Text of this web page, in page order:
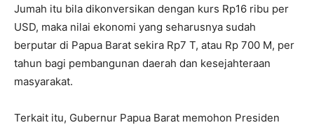
Jumah itu bila dikonversikan dengan kurs Rp16 ribu per
USD, maka nilai ekonomi yang seharusnya sudah
berputar di Papua Barat sekira Rp7 T, atau Rp 700 M, per
tahun bagi pembangunan daerah dan kesejahteraan
masyarakat.
Terkait itu, Gubernur Papua Barat memohon Presiden